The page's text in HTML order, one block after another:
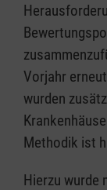
Vorjahr
wurden
Methodik ist
Hierzu wurde